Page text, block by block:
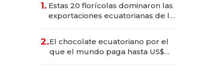
1. Estas 20 florícolas dominaron las
exportaciones ecuatorianas de la
2.El chocolate ecuatoriano por el
que el mundo paga hasta US$